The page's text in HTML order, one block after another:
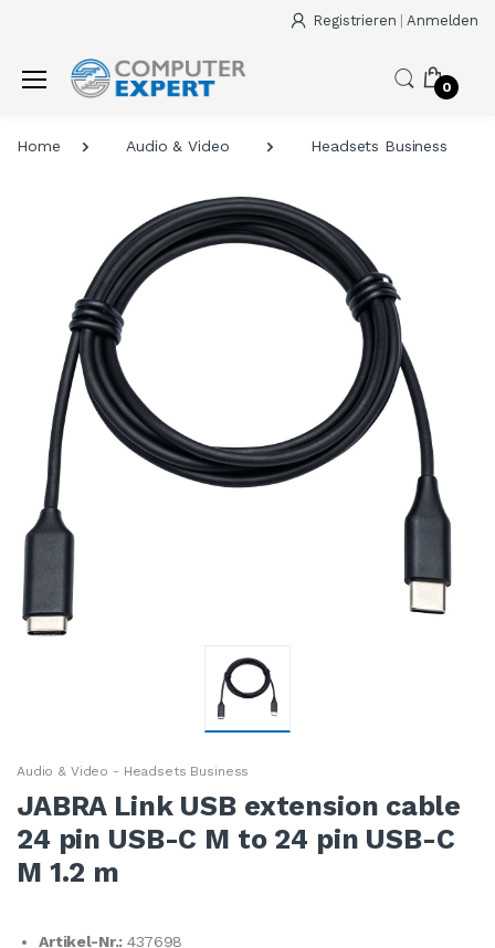
Registrieren Anmelden
0
Home Audio & Video Headsets Business
Audio & Video - Headsets Business
JABRA Link USB extension cable
24 pin USB-C M to 24 pin USB-C
M 1.2 m
Artikel-Nr.:437698